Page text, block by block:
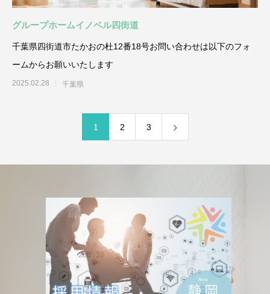
グループホームイノベル四街道
千葉県四街道市たかおの杜12番18号お問い合わせは以下のフォ
ームからお願いいたします
2025.02.28 千葉県
1 2 3